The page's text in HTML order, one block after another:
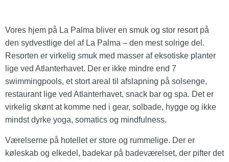
Vores hjem på La Palma bliver en smuk og stor resort på
den sydvestlige del af La Palma – den mest solrige del.
Resorten er virkelig smuk med masser af eksotiske planter
lige ved Atlanterhavet. Der er ikke mindre end 7
swimmingpools, et stort areal til afslapning på solsenge,
restaurant lige ved Atlanterhavet, snack bar og spa. Det er
virkelig skønt at komme ned i gear, solbade, hygge og ikke
mindst dyrke yoga, somatics og mindfulness.
Værelserne på hotellet er store og rummelige. Der er
køleskab og elkedel, badekar på badeværelset, der pifter det